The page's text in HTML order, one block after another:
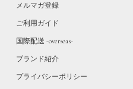
メルマガ登録
ご利用ガイド
国際配送 -overseas-
ブランド紹介
プライバシーポリシー